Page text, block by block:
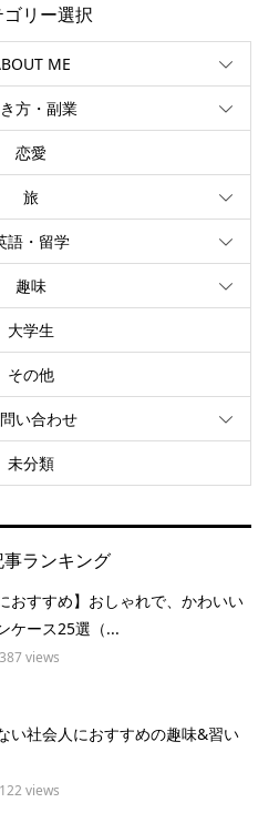
ゴリー選択
ME
方・副業
恋愛
旅
語・留学
趣味
大学生
その他
い合わせ
未分類
事ランキング
おすすめ】おしゃれで、かわいい
ケース25選（...
views
い社会人におすすめの趣味&習い
views